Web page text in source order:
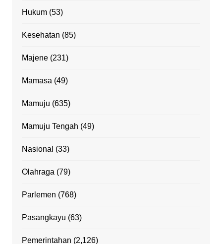
Hukum(53)
Kesehatan (85)
Majene(231)
Mamasa (49)
Mamuju (635)
Mamuju Tengah (49)
Nasional (33)
Olahraga (79)
Parlemen (768)
Pasangkayu (63)
Pemerintahan (2,126)